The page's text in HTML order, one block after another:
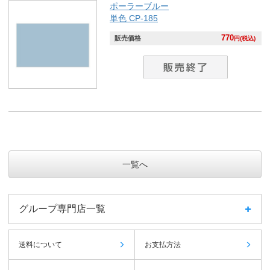
ポーラーブルー
単色 CP-185
販売価格 770円(税込)
一覧へ
グループ専門店一覧
送料について お支払方法